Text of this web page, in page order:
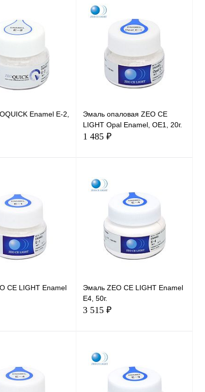
Enamel E-2,
Эмаль опаловая ZEO CE
LIGHT Opal Enamel, OE1, 20г.
1 485 ₽
CE LIGHT Enamel
Эмаль ZEO CE LIGHT Enamel
E4, 50г.
3 515 ₽